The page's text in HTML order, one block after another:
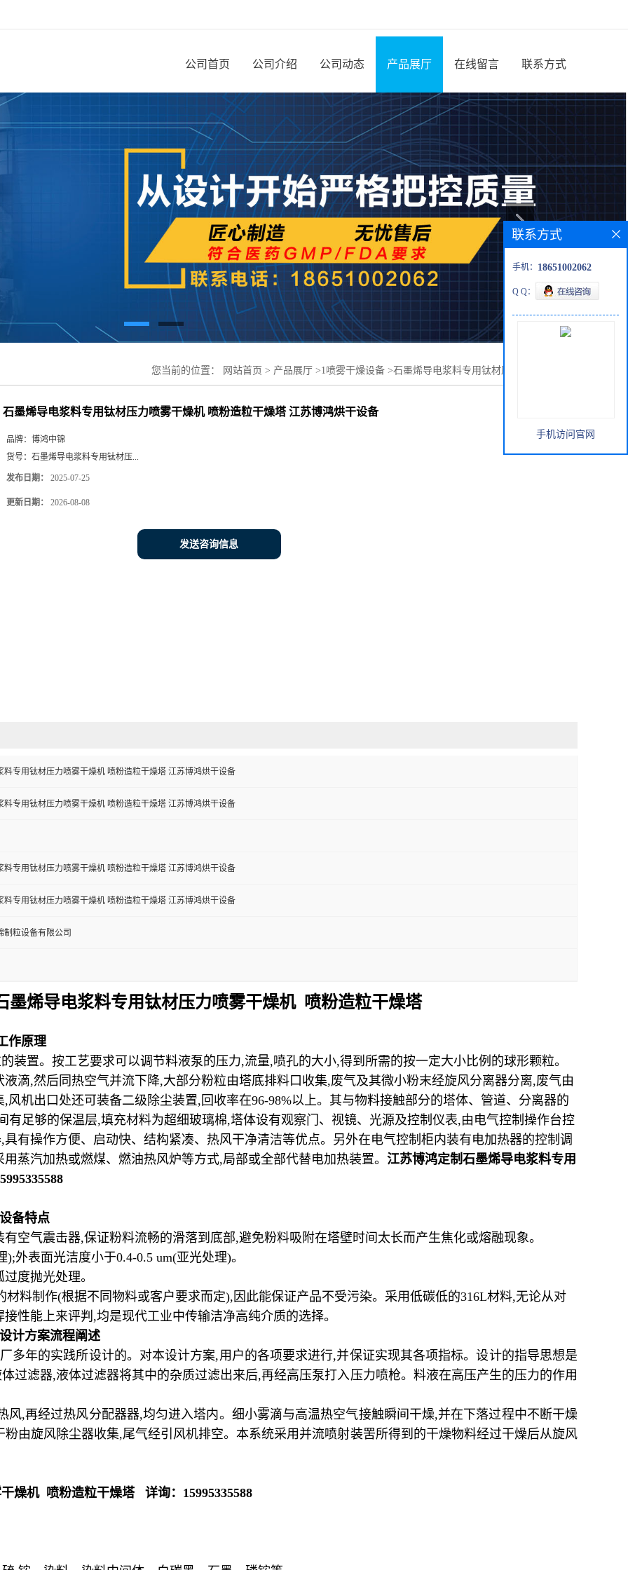
公司首页 公司介绍 公司动态 产品展厅 在线留言 联系方式
您当前的位置： 网站首页 > 产品展厅 >1喷雾干燥设备 >石墨烯导电浆料专用钛材压力喷雾干燥机
石墨烯导电浆料专用钛材压力喷雾干燥机 喷粉造粒干燥塔 江苏博鸿烘干设备
品牌： 博鸿中锦
货号： 石墨烯导电浆料专用钛材压...
发布日期： 2025-07-25
更新日期： 2026-08-08
发送咨询信息
料专用钛材压力喷雾干燥机 喷粉造粒干燥塔 江苏博鸿烘干设备
料专用钛材压力喷雾干燥机 喷粉造粒干燥塔 江苏博鸿烘干设备
料专用钛材压力喷雾干燥机 喷粉造粒干燥塔 江苏博鸿烘干设备
料专用钛材压力喷雾干燥机 喷粉造粒干燥塔 江苏博鸿烘干设备
制粒设备有限公司
墨烯导电浆料专用钛材压力喷雾干燥机 喷粉造粒干燥塔
作原理
装置。按工艺要求可以调节料液泵的压力,流量,喷孔的大小,得到所需的按一定大小比例的球形颗粒。
液滴,然后同热空气并流下降,大部分粉粒由塔底排料口收集,废气及其微小粉末经旋风分离器分离,废气由
,风机出口处还可装备二级除尘装置, 回收率在96-98%以上。其与物料接触部分的塔体、管道、分离器的
有足够的保温层,填充材料为超细玻璃棉,塔体设有观察门、视镜、光源及控制仪表, 由电气控制操作台控
,具有操作方便、启动快、结构紧凑、热风干净清洁等优点。另外在电气控制柜内装有电加热器的控制调
蒸汽加热或燃煤、燃油热风炉等方式,局部或全部代替电加热装置。 江苏博鸿定制石墨烯导电浆料专用
设备特点
有空气震击器,保证粉料流畅的滑落到底部,避免粉料吸附在塔壁时间太长而产生焦化或熔融现象。
);外表面光洁度小于0.4-0.5 um(亚光处理)。
度抛光处理。
材料制作(根据不同物料或客户要求而定), 因此能保证产品不受污染。采用低碳低的316L材料,无论从对
性能上来评判 ,均是现代工业中传输洁净高纯介质的选择。
设计方案流程阐述
多年的实践所设计的。对本设计方案, 用户的各项要求进行,并保证实现其各项指标。设计的指导思想是
过滤器,液体过滤器将其中的杂质过滤出来后,再经高压泵打入压力喷枪。料液在高压产生的压力的作用
风,再经过热风分配器器,均匀进入塔内。细小雾滴与高温热空气接触瞬间干燥,并在下落过程中不断干燥
粉由旋风除尘器收集,尾气经引风机排空。本系统采用并流喷射装罟所得到的干燥物料经过干燥后从旋风
燥机 喷粉造粒干燥塔 详询： 15995335588
联系方式
手机： 18651002062
Q Q：
手机访问官网